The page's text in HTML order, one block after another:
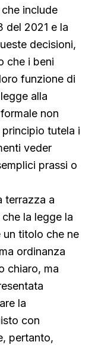
include
del 2021 e la
decisioni,
che i beni
funzione di
alla
non
tutela i
veder
prassi o
terrazza a
la legge la
un titolo che ne
ordinanza
chiaro, ma
la
con
pertanto,